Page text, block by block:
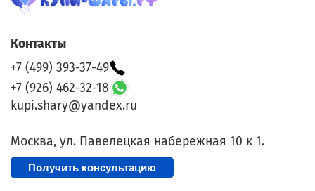
Контакты
+7 (499) 393-37-49
+7 (926) 462-32-18
kupi.shary@yandex.ru
Москва, ул. Павелецкая набережная 10 к 1.
Получить консультацию